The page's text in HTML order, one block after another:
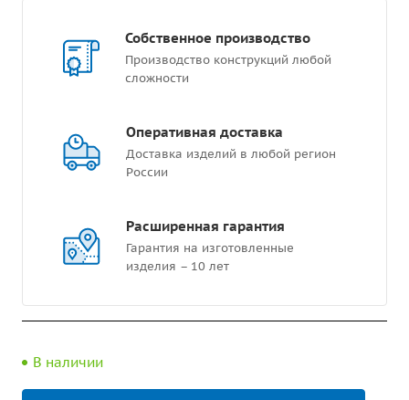
Собственное производство
Производство конструкций любой
сложности
Оперативная доставка
Доставка изделий в любой регион
России
Расширенная гарантия
Гарантия на изготовленные
изделия – 10 лет
В наличии